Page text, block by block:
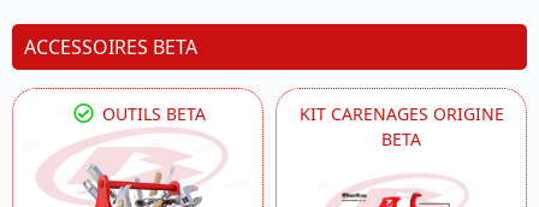
ACCESSOIRES BETA
OUTILS BETA
KIT CARENAGES ORIGINE
BETA